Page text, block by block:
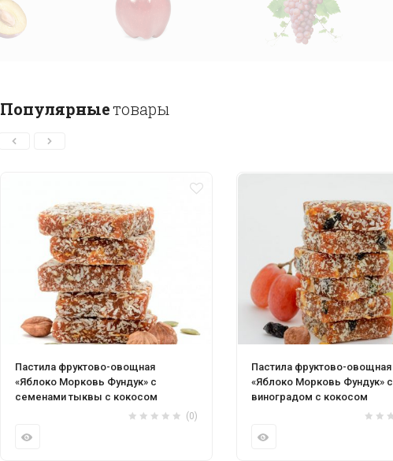
Популярныетовары
Пастила фруктово-овощная
«Яблоко Морковь Фундук» с
семенами тыквы с кокосом
(0)
Пастила фруктово-овощная
«Яблоко Морковь Фундук» с
виноградом с кокосом